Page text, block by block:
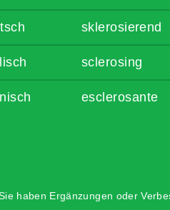
sklerosierend
sclerosing
esclerosante
haben Ergänzungen oder